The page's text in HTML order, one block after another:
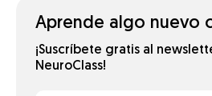
Aprende algo nuevo
¡Suscríbete gratis al
NeuroClass!